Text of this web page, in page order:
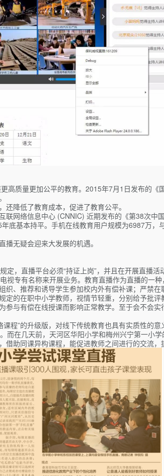
质量更加公平的教育。2015年7月1日发布的《
降低了教育成本，促进了教育公平。
网络信息中心 (CNNIC) 近期发布的《第38次
基本持平。手机在线教育用户规模为6987万
无疑会迎来大发展的机遇。
，直播平台必须“持证上岗”，并且在开展直播
视专有名称来开展业务。教育直播作为直播的一
、推荐和诱导学生参加校内外有偿补课；严禁
的在职中小学教师，视情节轻重，分别给予批
与有偿在线授课而影响正常教学。至于会不会实
程”的升级版，对线下传统教育也具有实质性的意
在几天前，天河区华阳小学和梅州兴宁第一小
助同课异构课程，能促进教师之间进行的交流，